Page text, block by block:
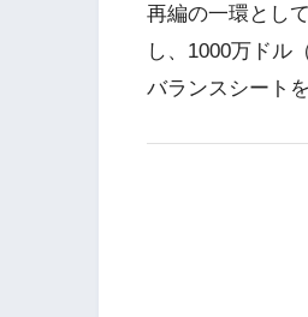
再編の一環とし
し、1000万ドル
バランスシート